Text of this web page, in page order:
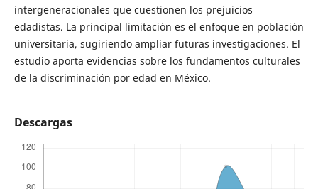
intergeneracionales que cuestionen los prejuicios
edadistas. La principal limitación es el enfoque en población
universitaria, sugiriendo ampliar futuras investigaciones. El
estudio aporta evidencias sobre los fundamentos culturales
de la discriminación por edad en México.
Descargas